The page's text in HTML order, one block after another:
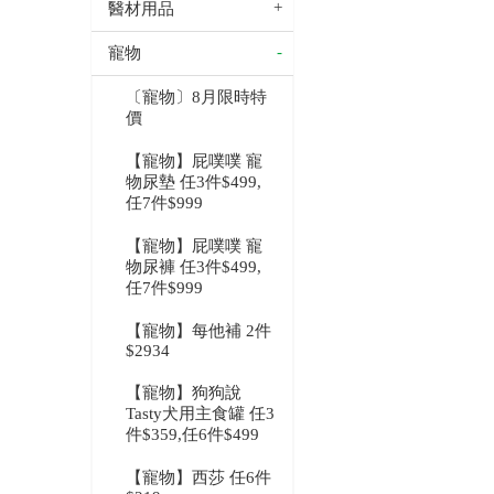
醫材用品
寵物
〔寵物〕8月限時特
價
【寵物】屁噗噗 寵
物尿墊 任3件$499,
任7件$999
【寵物】屁噗噗 寵
物尿褲 任3件$499,
任7件$999
【寵物】每他補 2件
$2934
【寵物】狗狗說
Tasty犬用主食罐 任3
件$359,任6件$499
【寵物】西莎 任6件